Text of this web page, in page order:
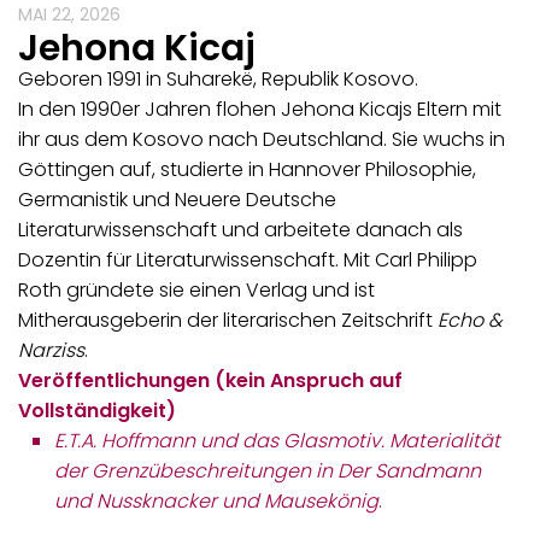
MAI 22, 2026
Jehona Kicaj
Geboren 1991 in Suharekë, Republik Kosovo.
In den 1990er Jahren flohen Jehona Kicajs Eltern mit
ihr aus dem Kosovo nach Deutschland. Sie wuchs in
Göttingen auf, studierte in Hannover Philosophie,
Germanistik und Neuere Deutsche
Literaturwissenschaft und arbeitete danach als
Dozentin für Literaturwissenschaft. Mit Carl Philipp
Roth gründete sie einen Verlag und ist
Mitherausgeberin der literarischen Zeitschrift Echo &
Narziss.
Veröffentlichungen (kein Anspruch auf
Vollständigkeit)
E.T.A. Hoffmann und das Glasmotiv. Materialität
der Grenzübeschreitungen in Der Sandmann
und Nussknacker und Mausekönig.